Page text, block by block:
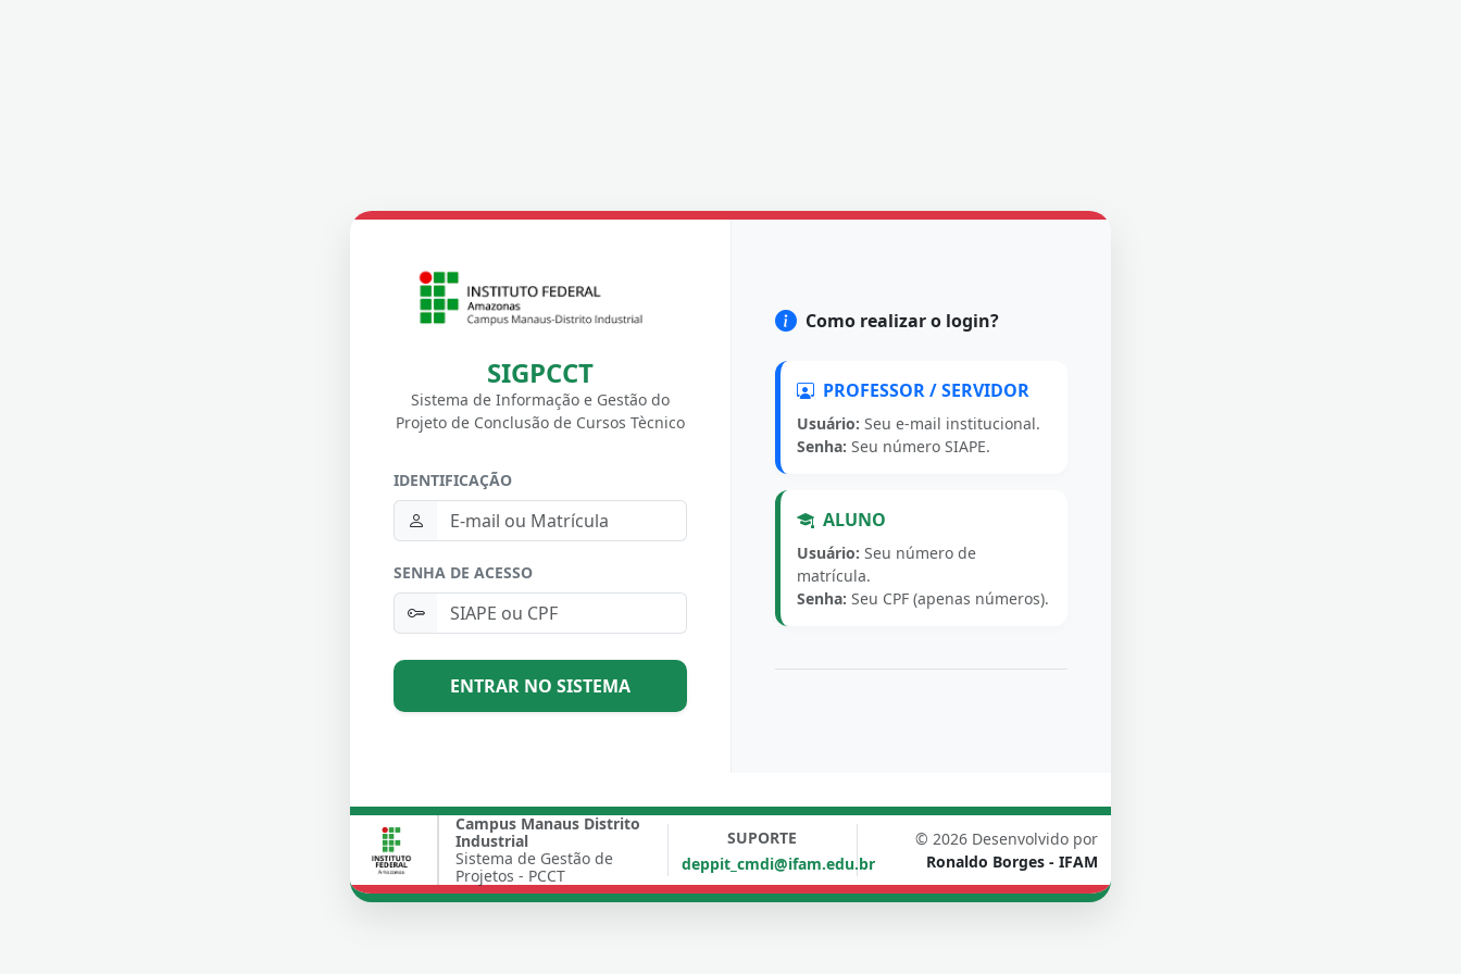
SIGPCCT
Sistema de Informação e Gestão do
Projeto de Conclusão de Cursos Tècnico
IDENTIFICAÇÃO
SENHA DE ACESSO
ENTRAR NO SISTEMA
Como realizar o login?
PROFESSOR / SERVIDOR
Usuário: Seu e-mail institucional.
Senha: Seu número SIAPE.
ALUNO
Usuário: Seu número de
matrícula.
Senha: Seu CPF (apenas números).
Campus Manaus Distrito
Industrial
Sistema de Gestão de
Projetos - PCCT
SUPORTE
deppit_cmdi@ifam.edu.br
© 2026 Desenvolvido por
Ronaldo Borges - IFAM